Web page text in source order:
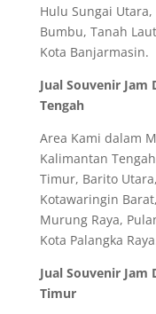
Hulu Sungai
Bumbu, Tanah
Kota Banjarmasin.
Jual Souvenir
Tengah
Area Kami dalam
Kalimantan
Timur, Barito
Kotawaringin
Murung Raya,
Kota Palangka
Jual Souvenir
Timur